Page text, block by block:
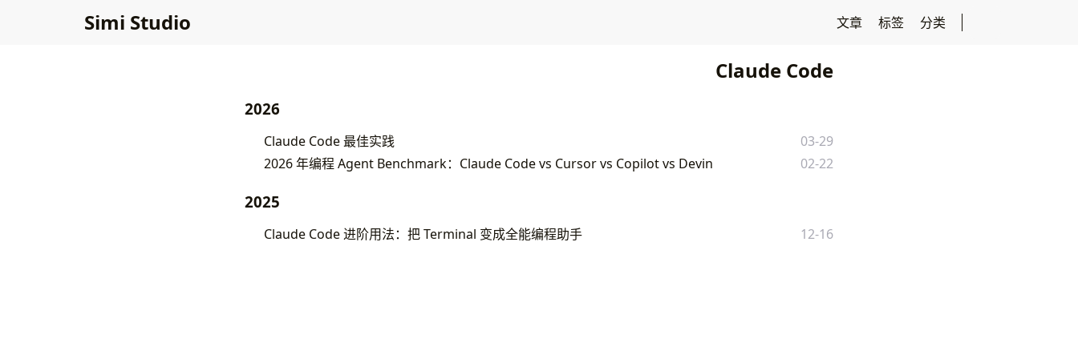
Simi Studio 文章 标签 分类
Claude Code
2026
Claude Code 最佳实践
03-29
2026 年编程 Agent Benchmark：Claude Code vs Cursor vs Copilot vs Devin
02-22
2025
Claude Code 进阶用法：把 Terminal 变成全能编程助手 12-16